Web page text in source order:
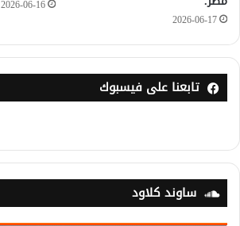
2026-06-17
2026-06-16
تابعنا على فيسبوك
ساوند كلاود